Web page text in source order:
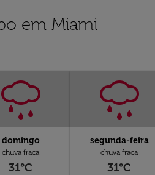
em Miami
domingo
chuva fraca
31°C
segunda-feira
chuva fraca
31°C